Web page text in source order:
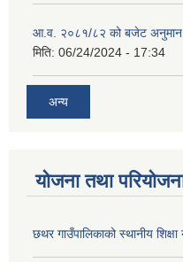
आ.व. २०८१/८२ को बजेट अनुमान
मिति: 06/24/2024 - 17:34
अन्य
योजना तथा
छथर गाउँपालिकाको स्थानीय